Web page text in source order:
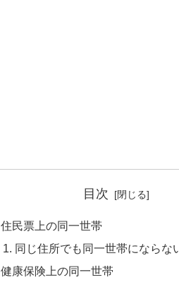
目次
住民票上の同一世帯
同じ住所でも同一世帯にならな
健康保険上の同一世帯